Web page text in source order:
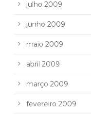
julho 2009
junho 2009
maio 2009
abril 2009
março 2009
fevereiro 2009